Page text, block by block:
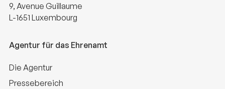
9, Avenue Guillaume
L-1651 Luxembourg
Agentur für das Ehrenamt
Die Agentur
Pressebereich